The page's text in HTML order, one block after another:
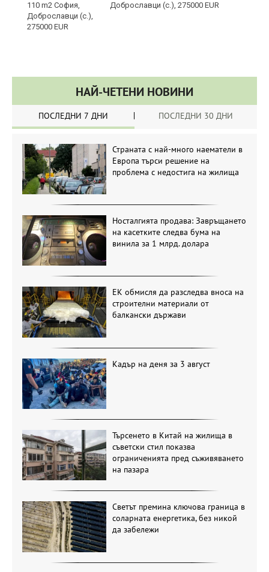
Доброславци (с.), 275000 EUR
НАЙ-ЧЕТЕНИ НОВИНИ
ПОСЛЕДНИ 7 ДНИ ПОСЛЕДНИ 30 ДНИ
Страната с най-много наематели в
Европа търси решение на
проблема с недостига на жилища
Носталгията продава: Завръщането
на касетките следва бума на
винила за 1 млрд. долара
ЕК обмисля да разследва вноса на
строителни материали от
балкански държави
Кадър на деня за 3 август
Търсенето в Китай на жилища в
съветски стил показва
ограниченията пред съживяването
на пазара
Светът премина ключова граница в
соларната енергетика, без никой
да забележи